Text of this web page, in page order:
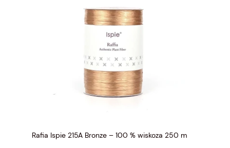
Rafia Ispie 215A Bronze – 100 % wiskoza 250 m